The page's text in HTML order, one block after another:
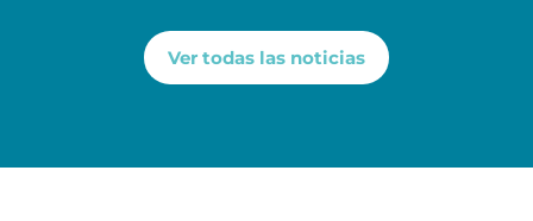
Ver todas las noticias